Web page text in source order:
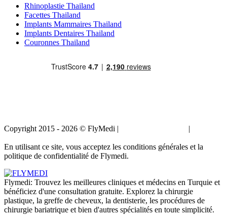
Rhinoplastie Thailand
Facettes Thailand
Implants Mammaires Thailand
Implants Dentaires Thailand
Couronnes Thailand
Copyright 2015 - 2026 © FlyMedi | |
En utilisant ce site, vous acceptez les conditions générales et la
politique de confidentialité de Flymedi.
Flymedi: Trouvez les meilleures cliniques et médecins en Turquie et
bénéficiez d'une consultation gratuite. Explorez la chirurgie
plastique, la greffe de cheveux, la dentisterie, les procédures de
chirurgie bariatrique et bien d'autres spécialités en toute simplicité.